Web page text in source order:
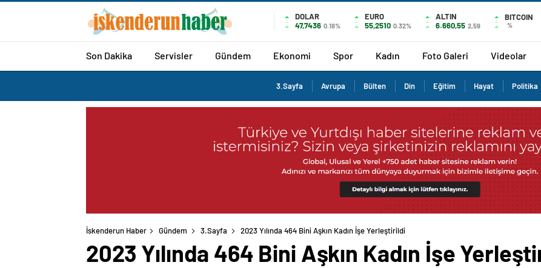
DOLAR
47,7436 0.18%
EURO
55,2510 0.32%
ALTIN
6.660,55 2,59
BITCOIN
%
Son Dakika Servisler Gündem Ekonomi Spor Kadın Foto Galeri Videolar
3.Sayfa Avrupa Bülten Din Eğitim Hayat Politika
İskenderun Haber Gündem 3.Sayfa 2023 Yılında 464 Bini Aşkın Kadın İşe Yerleştirildi
2023 Yılında 464 Bini Aşkın Kadın İşe